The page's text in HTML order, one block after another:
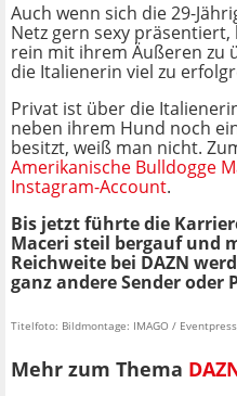
Auch wenn sich die 29-
Netz gern sexy
rein mit ihrem Äußeren zu
die Italienerin viel zu
Privat ist über die
neben ihrem Hund noch
besitzt, weiß man nicht.
Amerikanische Bulldogge
Instagram-Account.
Bis jetzt führte die
Maceri steil bergauf und
Reichweite bei DAZN
ganz andere Sender
Titelfoto: Bildmontage: IMAGO /
Mehr zum Thema